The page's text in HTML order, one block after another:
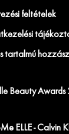
feltételek
tartalmú
Beauty
ELLE - Calvin